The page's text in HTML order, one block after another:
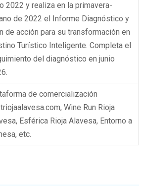
2022 y realiza en la primavera-
de 2022 el Informe Diagnóstico y
de acción para su transformación en
Turístico Inteligente. Completa el
del diagnóstico en junio
de comercialización
Wine Run Rioja
Esférica Rioja Alavesa, Entorno a
etc.